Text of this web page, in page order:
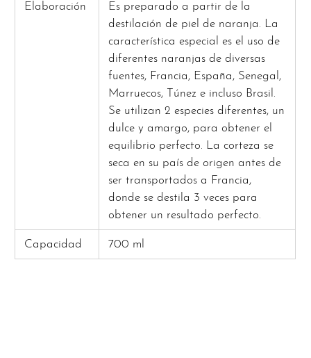
Elaboración
Es preparado a partir de la
destilación de piel de naranja. La
característica especial es el uso de
diferentes naranjas de diversas
fuentes, Francia, España, Senegal,
Marruecos, Túnez e incluso Brasil.
Se utilizan 2 especies diferentes, un
dulce y amargo, para obtener el
equilibrio perfecto. La corteza se
seca en su país de origen antes de
ser transportados a Francia,
donde se destila 3 veces para
obtener un resultado perfecto.
Capacidad 700 ml